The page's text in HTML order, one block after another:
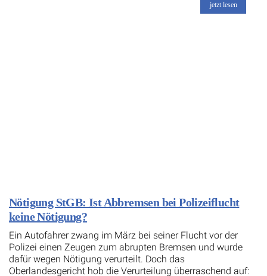
jetzt lesen
Nötigung StGB: Ist Abbremsen bei Polizeiflucht
keine Nötigung?
Ein Autofahrer zwang im März bei seiner Flucht vor der
Polizei einen Zeugen zum abrupten Bremsen und wurde
dafür wegen Nötigung verurteilt. Doch das
Oberlandesgericht hob die Verurteilung überraschend auf: